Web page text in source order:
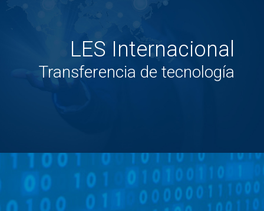
LES Internacional
Transferencia de tecnología